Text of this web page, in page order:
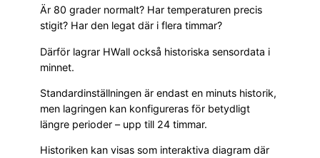
Är 80 grader normalt? Har temperaturen precis
stigit? Har den legat där i flera timmar?
Därför lagrar HWall också historiska sensordata i
minnet.
Standardinställningen är endast en minuts historik,
men lagringen kan konfigureras för betydligt
längre perioder – upp till 24 timmar.
Historiken kan visas som interaktiva diagram där